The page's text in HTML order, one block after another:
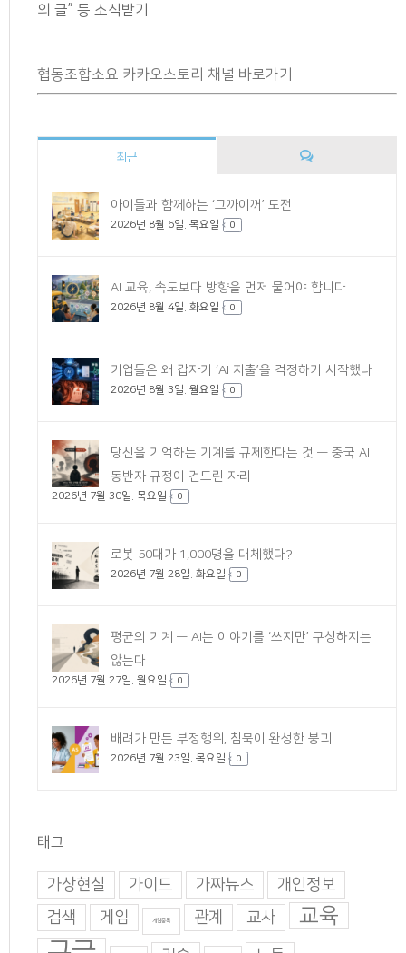
의 글” 등 소식받기
협동조합소요 카카오스토리 채널 바로가기
최근
아이들과 함께하는 ‘그까이꺼’ 도전
2026년 8월 6일. 목요일 0
AI 교육, 속도보다 방향을 먼저 물어야 합니다
2026년 8월 4일. 화요일 0
기업들은 왜 갑자기 ‘AI 지출’을 걱정하기 시작했나
2026년 8월 3일. 월요일 0
당신을 기억하는 기계를 규제한다는 것 — 중국 AI
동반자 규정이 건드린 자리
2026년 7월 30일. 목요일 0
로봇 50대가 1,000명을 대체했다?
2026년 7월 28일. 화요일 0
평균의 기계 — AI는 이야기를 ‘쓰지만’ 구상하지는
않는다
2026년 7월 27일. 월요일 0
배려가 만든 부정행위, 침묵이 완성한 붕괴
2026년 7월 23일. 목요일 0
태그
가상현실 가이드 가짜뉴스
개인정보
검색
게임 게임중독 관계 교사 교육